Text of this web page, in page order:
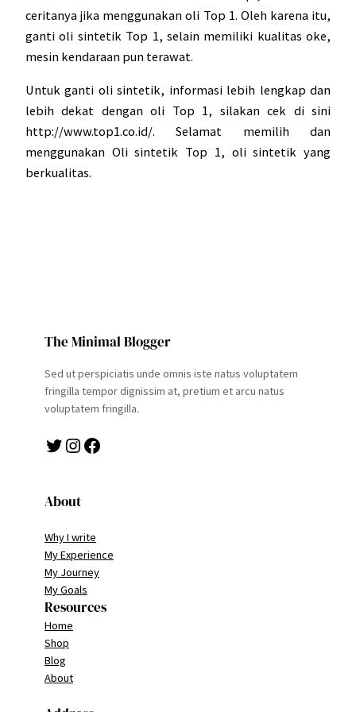
ceritanya jika menggunakan oli Top 1. Oleh karena itu,
ganti oli sintetik Top 1, selain memiliki kualitas oke,
mesin kendaraan pun terawat.
Untuk ganti oli sintetik, informasi lebih lengkap dan
lebih dekat dengan oli Top 1, silakan cek di sini
http://www.top1.co.id/. Selamat memilih dan
menggunakan Oli sintetik Top 1, oli sintetik yang
berkualitas.
The Minimal Blogger
Sed ut perspiciatis unde omnis iste natus voluptatem
fringilla tempor dignissim at, pretium et arcu natus
voluptatem fringilla.
Twitter Instagram Facebook
About
Why I write
My Experience
My Journey
My Goals
Resources
Home
Shop
Blog
About